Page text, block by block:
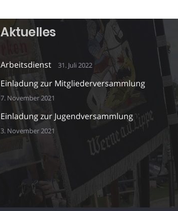
Aktuelles
Arbeitsdienst 31. Juli 2022
Einladung zur Mitgliederversammlung
7. November 2021
Einladung zur Jugendversammlung
3. November 2021